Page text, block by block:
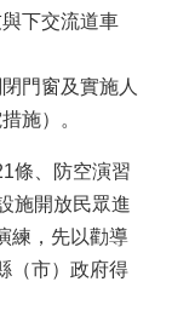
下交流道車
門窗及實施人
施）。
條、防空演習
施開放民眾進
練，先以勸導
（市）政府得